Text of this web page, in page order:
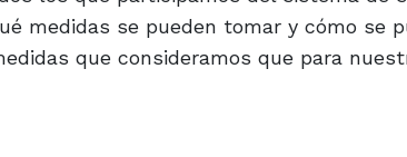
medidas se pueden tomar y cómo se
que consideramos que para